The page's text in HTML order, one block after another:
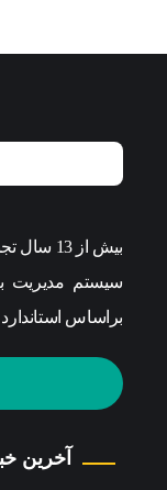
بیش از
سیستم مدیریت
براساس استاندارد
آخرین